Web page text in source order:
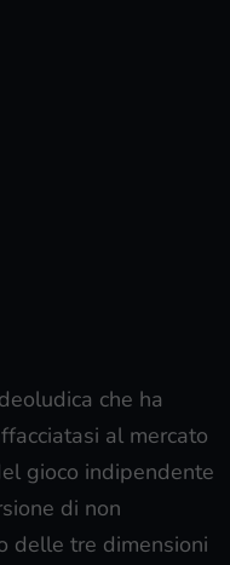
che ha
al mercato
gioco indipendente
di non
delle tre dimensioni